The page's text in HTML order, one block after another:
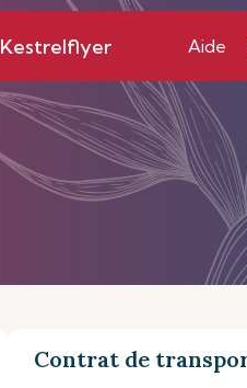
Kestrelflyer Aide
Contrat de